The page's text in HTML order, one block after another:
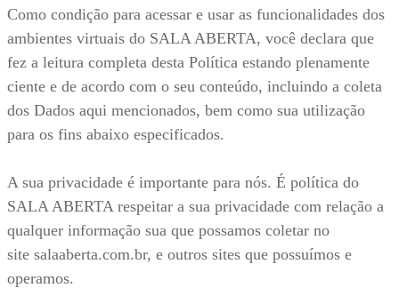
Como condição para acessar e usar as funcionalidades dos
ambientes virtuais do SALA ABERTA, você declara que
fez a leitura completa desta Política estando plenamente
ciente e de acordo com o seu conteúdo, incluindo a coleta
dos Dados aqui mencionados, bem como sua utilização
para os fins abaixo especificados.
A sua privacidade é importante para nós. É política do
SALA ABERTA respeitar a sua privacidade com relação a
qualquer informação sua que possamos coletar no
site salaaberta.com.br, e outros sites que possuímos e
operamos.